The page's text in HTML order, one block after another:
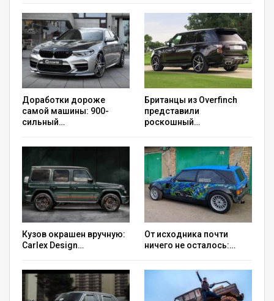
Доработки дороже
самой машины: 900-
сильный…
Британцы из Overfinch
представили
роскошный…
Кузов окрашен вручную:
Carlex Design…
От исходника почти
ничего не осталось:…